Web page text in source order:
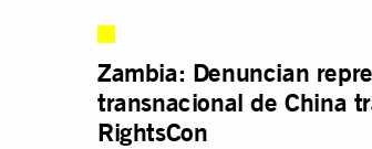
Zambia: Denuncian
transnacional de China
RightsCon